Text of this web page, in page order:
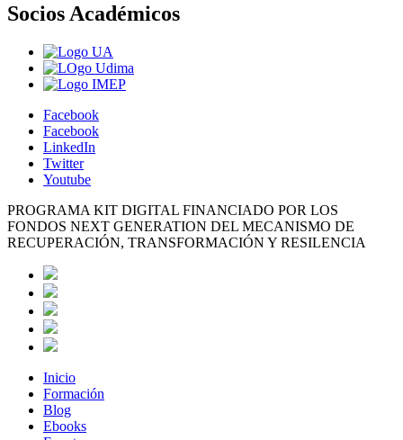
Socios Académicos
Facebook
Facebook
LinkedIn
Twitter
Youtube
PROGRAMA KIT DIGITAL FINANCIADO POR LOS
FONDOS NEXT GENERATION DEL MECANISMO DE
RECUPERACIÓN, TRANSFORMACIÓN Y RESILENCIA
Inicio
Formación
Blog
Ebooks